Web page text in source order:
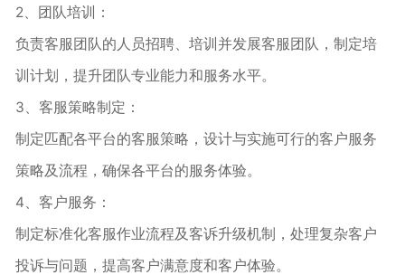
2、团队培训：
负责客服团队的人员招聘、培训并发展客服团队，制定培
训计划，提升团队专业能力和服务水平。
3、客服策略制定：
制定匹配各平台的客服策略，设计与实施可行的客户服务
策略及流程，确保各平台的服务体验。
4、客户服务：
制定标准化客服作业流程及客诉升级机制，处理复杂客户
投诉与问题，提高客户满意度和客户体验。